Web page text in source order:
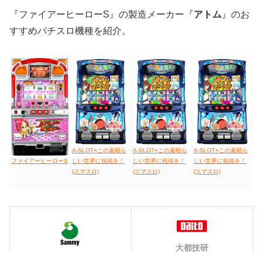
『ファイアーヒーローS』の製造メーカー『アトム 』のお
すすめパチスロ機種を紹介。
ファイアーヒーローS
A-SLOT+この素晴ら
しい世界に祝福を！
(スマスロ)
A-SLOT+この素晴ら
しい世界に祝福を！
(スマスロ)
A-SLOT+この素晴ら
しい世界に祝福を！
(スマスロ)
大都技研